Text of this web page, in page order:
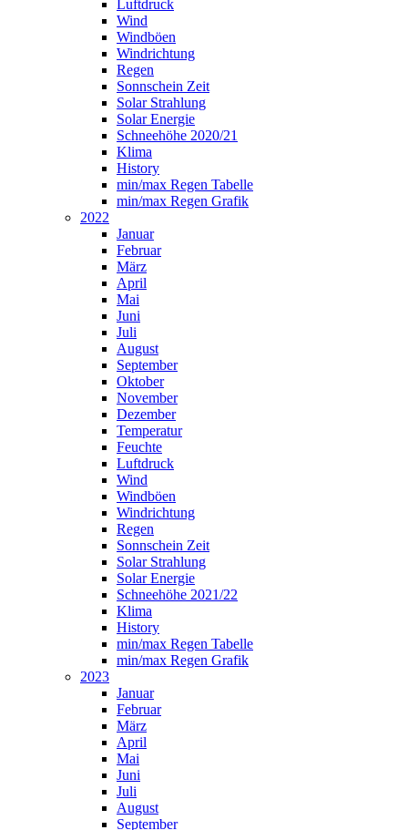
Luftdruck
Wind
Windböen
Windrichtung
Regen
Sonnschein Zeit
Solar Strahlung
Solar Energie
Schneehöhe 2020/21
Klima
History
min/max Regen Tabelle
min/max Regen Grafik
2022
Januar
Februar
März
April
Mai
Juni
Juli
August
September
Oktober
November
Dezember
Temperatur
Feuchte
Luftdruck
Wind
Windböen
Windrichtung
Regen
Sonnschein Zeit
Solar Strahlung
Solar Energie
Schneehöhe 2021/22
Klima
History
min/max Regen Tabelle
min/max Regen Grafik
2023
Januar
Februar
März
April
Mai
Juni
Juli
August
September